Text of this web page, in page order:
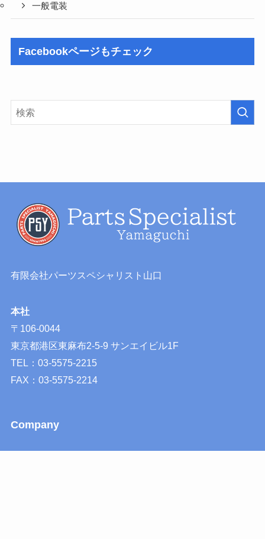
一般電装
Facebookページもチェック
有限会社パーツスペシャリスト山口
本社
〒106-0044
東京都港区東麻布2-5-9 サンエイビル1F
TEL：03-5575-2215
FAX：03-5575-2214
Company